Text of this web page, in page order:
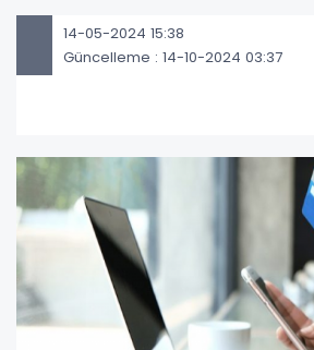
14-05-2024 15:38
Güncelleme : 14-10-2024 03:37